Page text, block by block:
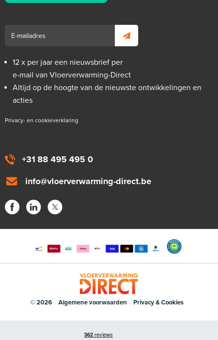
+31 88 495 495 0
info@vloerverwarming-direct.be
12 x per jaar een nieuwsbrief per
e-mail van Vloerverwarming-Direct
Altijd op de hoogte van de nieuwste ontwikkelingen en
acties
Privacy- en cookieverklaring
© 2026 Algemene voorwaarden Privacy & Cookies